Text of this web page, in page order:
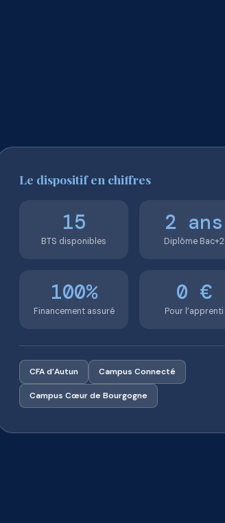
Le dispositif en chiffres
15
BTS disponibles
2 ans
Diplôme Bac+2
100%
Financement assuré
0 €
Pour l’apprenti
CFA d’Autun Campus Connecté
Campus Cœur de Bourgogne